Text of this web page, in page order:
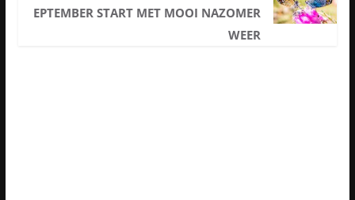
EPTEMBER START MET MOOI NAZOMER
WEER